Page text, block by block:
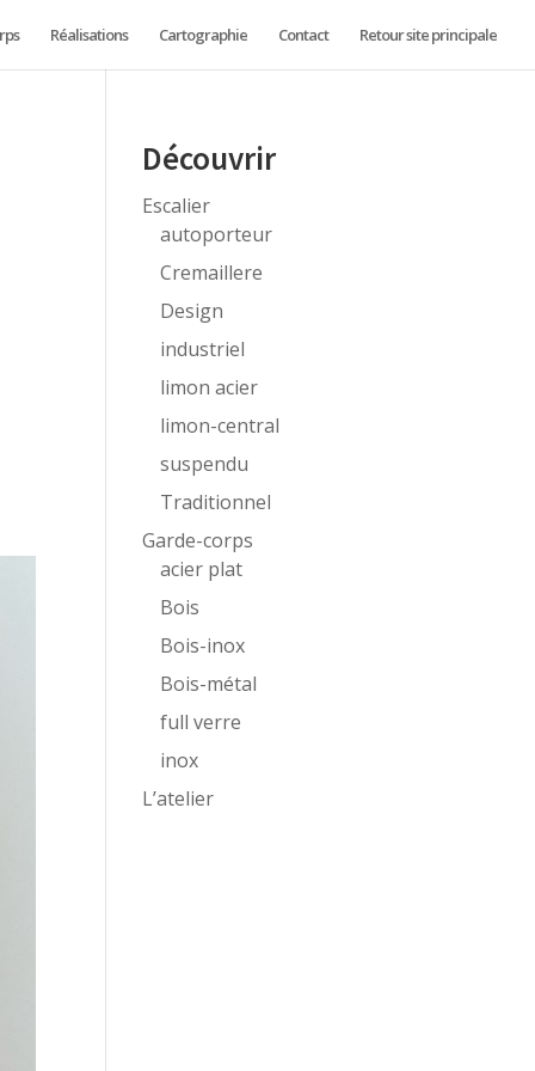
Réalisations Cartographie Contact Retour site principale
Découvrir
Escalier
autoporteur
Cremaillere
Design
industriel
limon acier
limon-central
suspendu
Traditionnel
Garde-corps
acier plat
Bois
Bois-inox
Bois-métal
full verre
inox
L’atelier